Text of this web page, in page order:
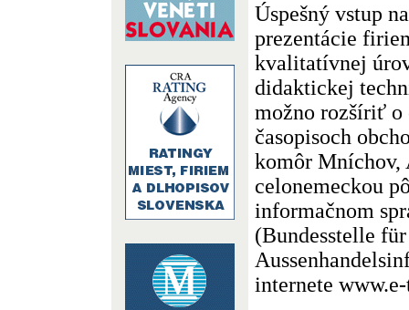
Úspešný vstup
prezentácie
kvalitatívnej
didaktickej
možno rozšíriť o
časopisoch
komôr Mníchov,
celonemeckou
informačnom
(Bundesstelle für
internete